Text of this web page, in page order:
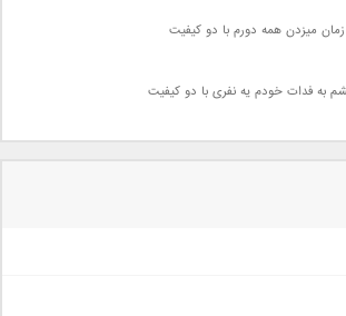
زمان میزدن همه دورم با دو کیفیت
به فدات خودم یه نفری با دو کیفیت